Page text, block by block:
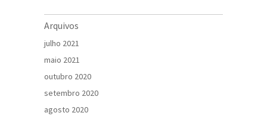
Arquivos
julho 2021
maio 2021
outubro 2020
setembro 2020
agosto 2020